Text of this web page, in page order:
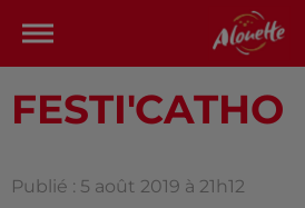
FESTI'CATHO
Publié : 5 août 2019 à 21h12